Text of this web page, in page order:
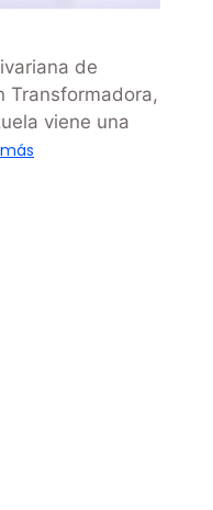
de
Transformadora,
viene una